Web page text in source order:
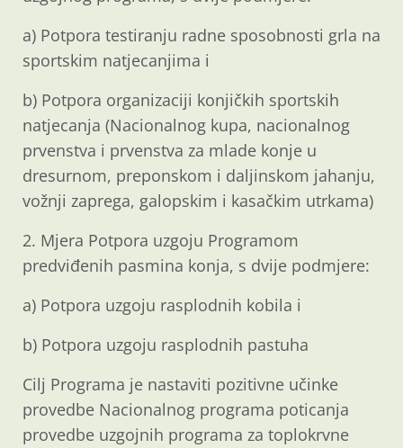
a) Potpora testiranju radne sposobnosti grla na
sportskim natjecanjima i
b) Potpora organizaciji konjičkih sportskih
natjecanja (Nacionalnog kupa, nacionalnog
prvenstva i prvenstva za mlade konje u
dresurnom, preponskom i daljinskom jahanju,
vožnji zaprega, galopskim i kasačkim utrkama)
2. Mjera Potpora uzgoju Programom
predviđenih pasmina konja, s dvije podmjere:
a) Potpora uzgoju rasplodnih kobila i
b) Potpora uzgoju rasplodnih pastuha
Cilj Programa je nastaviti pozitivne učinke
provedbe Nacionalnog programa poticanja
provedbe uzgojnih programa za toplokrvne